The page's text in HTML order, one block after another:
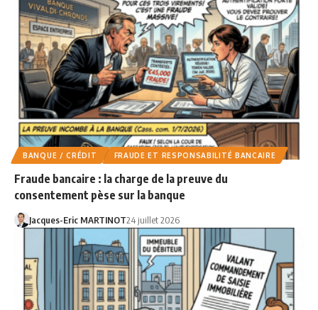
BANQUE / CRÉDIT FRAUDE ET RESPONSABILITÉ BANCAIRE
Fraude bancaire : la charge de la preuve du
consentement pèse sur la banque
Jacques-Eric MARTINOT24 juillet 2026